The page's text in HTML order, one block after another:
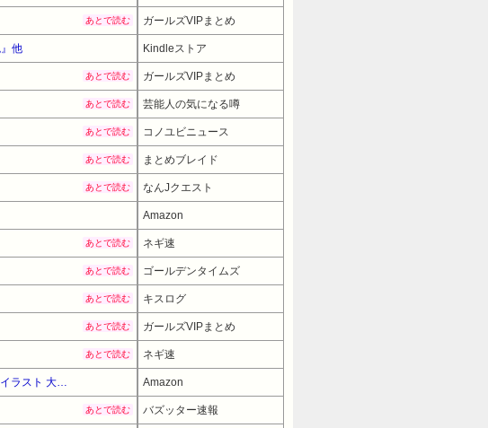
あとで読む ガールズVIPまとめ
他 Kindleストア
あとで読む ガールズVIPまとめ
あとで読む 芸能人の気になる噂
あとで読む コノユビニュース
あとで読む まとめブレイド
あとで読む なんJクエスト
Amazon
あとで読む ネギ速
あとで読む ゴールデンタイムズ
あとで読む キスログ
あとで読む ガールズVIPまとめ
あとで読む ネギ速
【タイムセール】【10%OFF！】 [Taka Shirt] デコピン 犬ポロシャツ いぬ コーイケルホンディエイラスト 大谷 Dekopin 父の日 ギフト (3XL, ブルー) Amazon
あとで読む バズッター速報